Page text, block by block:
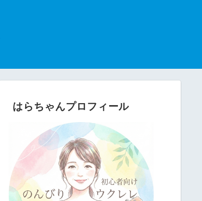
はらちゃんプロフィール